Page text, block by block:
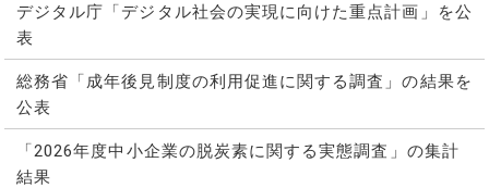
デジタル庁「デジタル社会の実現に向けた重点計画」を公
表
総務省「成年後見制度の利用促進に関する調査」の結果を
公表
「2026年度中小企業の脱炭素に関する実態調査」の集計
結果